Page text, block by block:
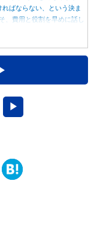
ばならない、という決ま
、費用と役割を早めに話し
▶